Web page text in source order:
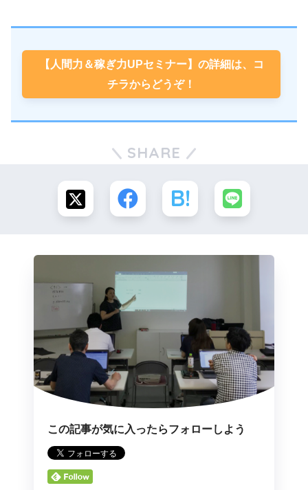
【人間力＆稼ぎ力UPセミナー】の詳細は、コ
チラからどうぞ！
SHARE
この記事が気に入ったらフォローしよう